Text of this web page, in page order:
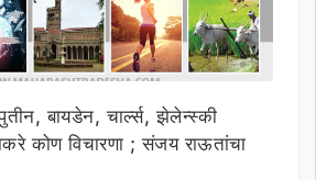
बायडेन, चार्ल्स, झेलेन्स्की
कोण विचारणा ; संजय राऊतांचा